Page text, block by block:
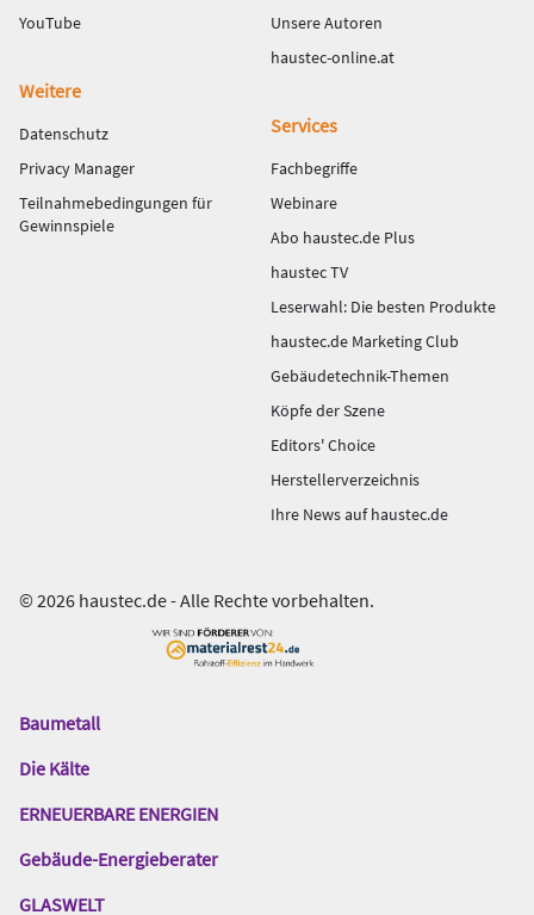
YouTube
Unsere Autoren
haustec-online.at
Weitere
Datenschutz
Privacy Manager
Teilnahmebedingungen für
Gewinnspiele
Services
Fachbegriffe
Webinare
Abo haustec.de Plus
haustec TV
Leserwahl: Die besten Produkte
haustec.de Marketing Club
Gebäudetechnik-Themen
Köpfe der Szene
Editors' Choice
Herstellerverzeichnis
Ihre News auf haustec.de
© 2026 haustec.de - Alle Rechte vorbehalten.
Das
Gentner
Baumetall
Die Kälte
ERNEUERBARE ENERGIEN
Gebäude-Energieberater
GLASWELT